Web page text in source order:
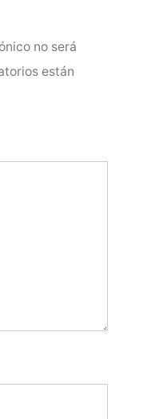
no será
están